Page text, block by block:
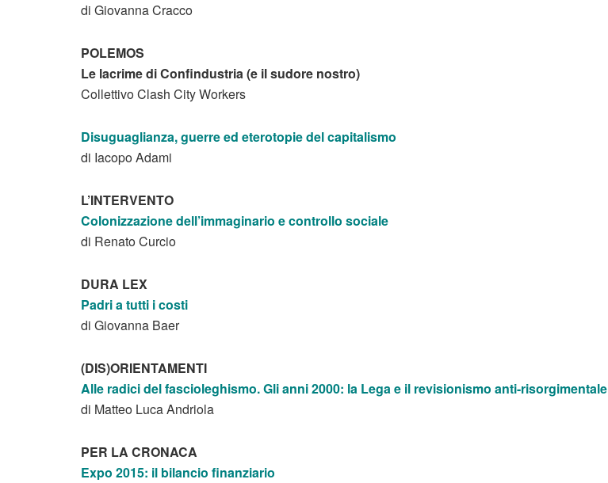
di Giovanna Cracco
POLEMOS
Le lacrime di Confindustria (e il sudore nostro)
Collettivo Clash City Workers
Disuguaglianza, guerre ed eterotopie del capitalismo
di Iacopo Adami
L’INTERVENTO
Colonizzazione dell’immaginario e controllo sociale
di Renato Curcio
DURA LEX
Padri a tutti i costi
di Giovanna Baer
(DIS)ORIENTAMENTI
Alle radici del fascioleghismo. Gli anni 2000: la Lega e il revisionismo anti-risorgimentale
di Matteo Luca Andriola
PER LA CRONACA
Expo 2015: il bilancio finanziario